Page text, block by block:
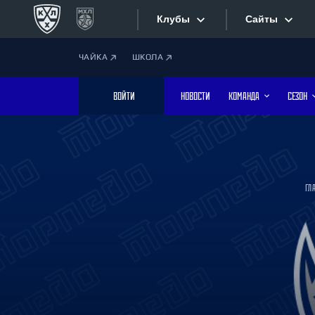
Клубы
Дивизион Боброва
Лада
Сайты
Фотобанк
ЧАЙКА ШКОЛА
ВОЙТИ НОВОСТИ КОМАНДА СЕЗОН